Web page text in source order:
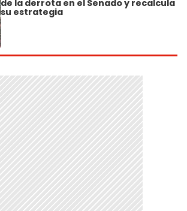
de la derrota en el Senado y recalcula
su estrategia